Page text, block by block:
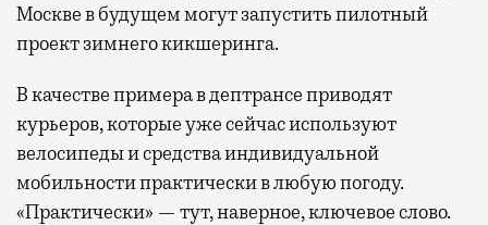
Москве в будущем могут запустить пилотный
проект зимнего кикшеринга.
В качестве примера в дептрансе приводят
курьеров, которые уже сейчас используют
велосипеды и средства индивидуальной
мобильности практически в любую погоду.
«Практически» — тут, наверное, ключевое слово.